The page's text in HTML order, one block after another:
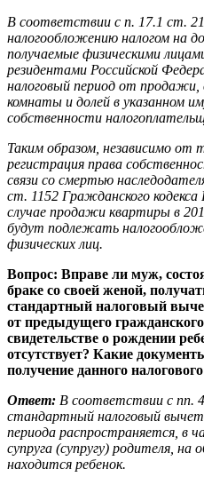
В соответствии с п. 17.1 ст.
налогообложению налогом на
получаемые физическими
резидентами Российской
налоговый период от
комнаты и долей в указанном
собственности
Таким образом, независимо от
регистрация права
связи со смертью
ст. 1152 Гражданского кодекса
случае продажи квартиры в
будут подлежать
физических лиц.
Вопрос: Вправе ли муж,
браке со своей женой,
стандартный налоговый
от предыдущего
свидетельстве о рождении
отсутствует? Какие
получение данного
Ответ: В соответствии с пп.
стандартный налоговый
периода распространяется, в
супруга (супругу) родителя, на
находится ребенок.